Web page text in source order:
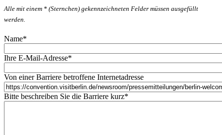
Alle mit einem * (Sternchen) gekennzeichneten Felder müssen ausgefüllt
werden.
Name*
Ihre E-Mail-Adresse*
Von einer Barriere betroffene Internetadresse
Bitte beschreiben Sie die Barriere kurz*